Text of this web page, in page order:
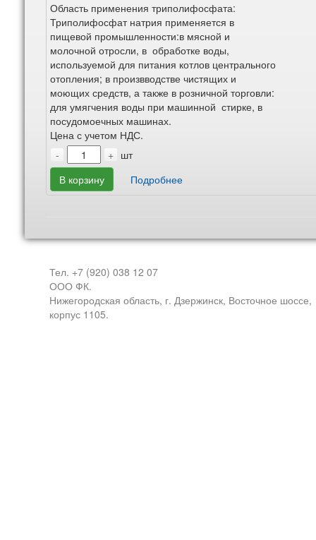
Область применения триполифосфата:
Триполифосфат натрия применяется в
пищевой промышленности:в мясной и
молочной отросли, в обработке воды,
используемой для питания котлов центрального
отопления; в произвводстве чистящих и
моющих средств, а также в розничной торговли:
для умягчения воды при машинной стирке, в
посудомоечных машинах.
Цена с учетом НДС.
-
+ шт
В корзину
Подробнее
Тел. +7 (920) 038 12 07
ООО ФК.
Нижегородская область, г. Дзержинск, Восточное шоссе,
корпус 1105.